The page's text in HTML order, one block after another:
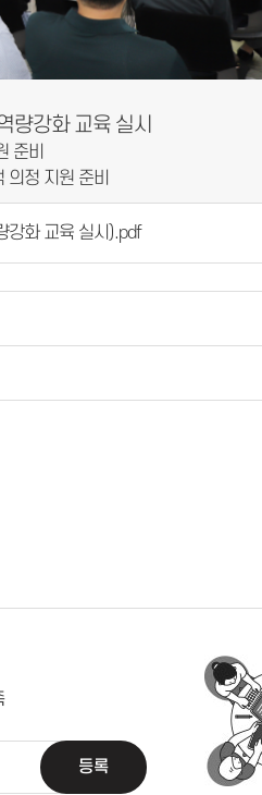
량강화 교육 실시
준비
정 지원 준비
강화 교육 실시).pdf
등록